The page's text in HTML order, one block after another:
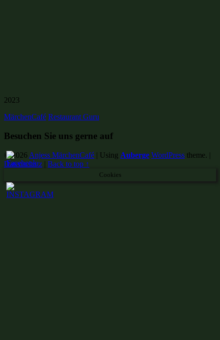
2023
MärchenCafé Restaurant Guru
Besuchen Sie uns gerne auf
© 2026 Anjess MärchenCafé | Using Auberge WordPress theme. |
Datenschutz | Back to top ↑
Cookies